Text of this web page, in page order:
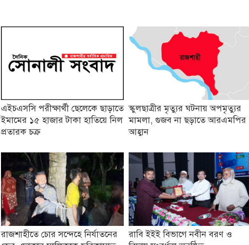
এইচএসসি পরীক্ষার্থী ছেলেকে ছাড়াতে
ইমামের ১৫ হাজার টাকা হাতিয়ে নিল
প্রতারক চক্র
স্কুলছাত্রীর মৃত্যুর ঘটনায় অপমৃত্যুর
মামলা, গুজব না ছড়াতে আরএমপির
আহ্বান
রাজশাহীতে চোর সন্দেহে নির্যাতনের
রাবি ইইই বিভাগে নবীন বরণ ও